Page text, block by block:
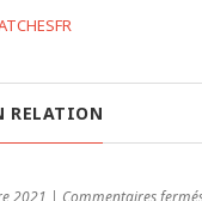
RELATION